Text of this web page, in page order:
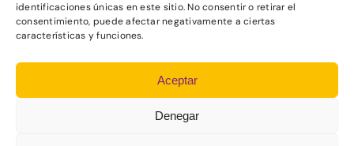
identificaciones únicas en este sitio. No consentir o retirar el
consentimiento, puede afectar negativamente a ciertas
características y funciones.
Aceptar
Denegar
AVISO LEGAL